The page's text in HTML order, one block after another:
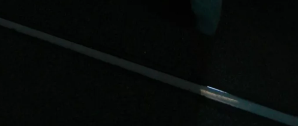
... komunitas perjalanan di seluruh dunia
Lanjutkan dengan Google